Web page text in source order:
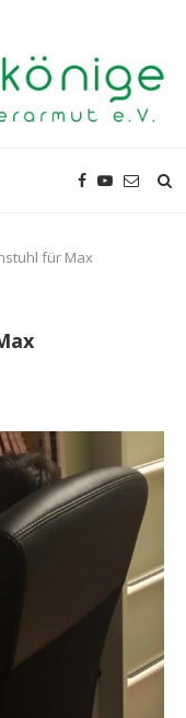
für Max